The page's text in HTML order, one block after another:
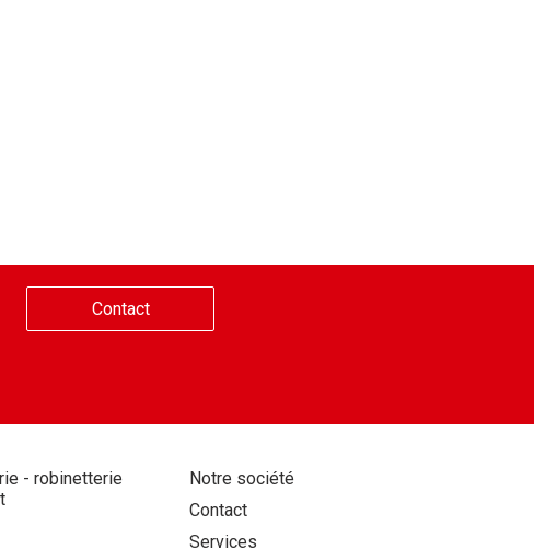
Contact
- robinetterie
Aller
au
contenu
Notre société
Contact
Services